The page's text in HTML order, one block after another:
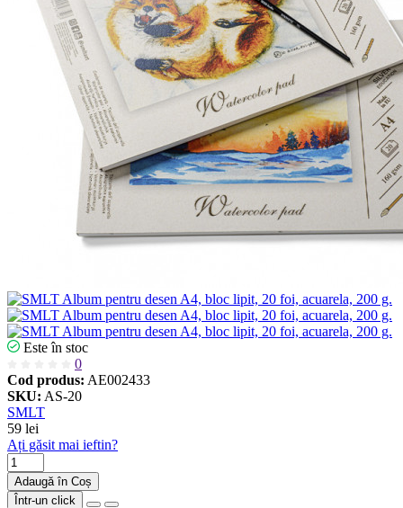
Este în stoc
0
Cod produs: AE002433
SKU: AS-20
SMLT
59 lei
Ați găsit mai ieftin?
Adaugă în Coș
Într-un click